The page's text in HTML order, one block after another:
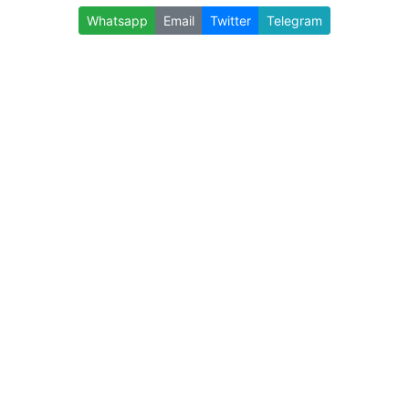
Whatsapp Email Twitter Telegram